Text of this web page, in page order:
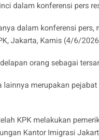
dalam konferensi pers
dalam konferensi pers,
Jakarta, Kamis (4/6/
orang sebagai
merupakan
KPK melakukan
Kantor Imigrasi